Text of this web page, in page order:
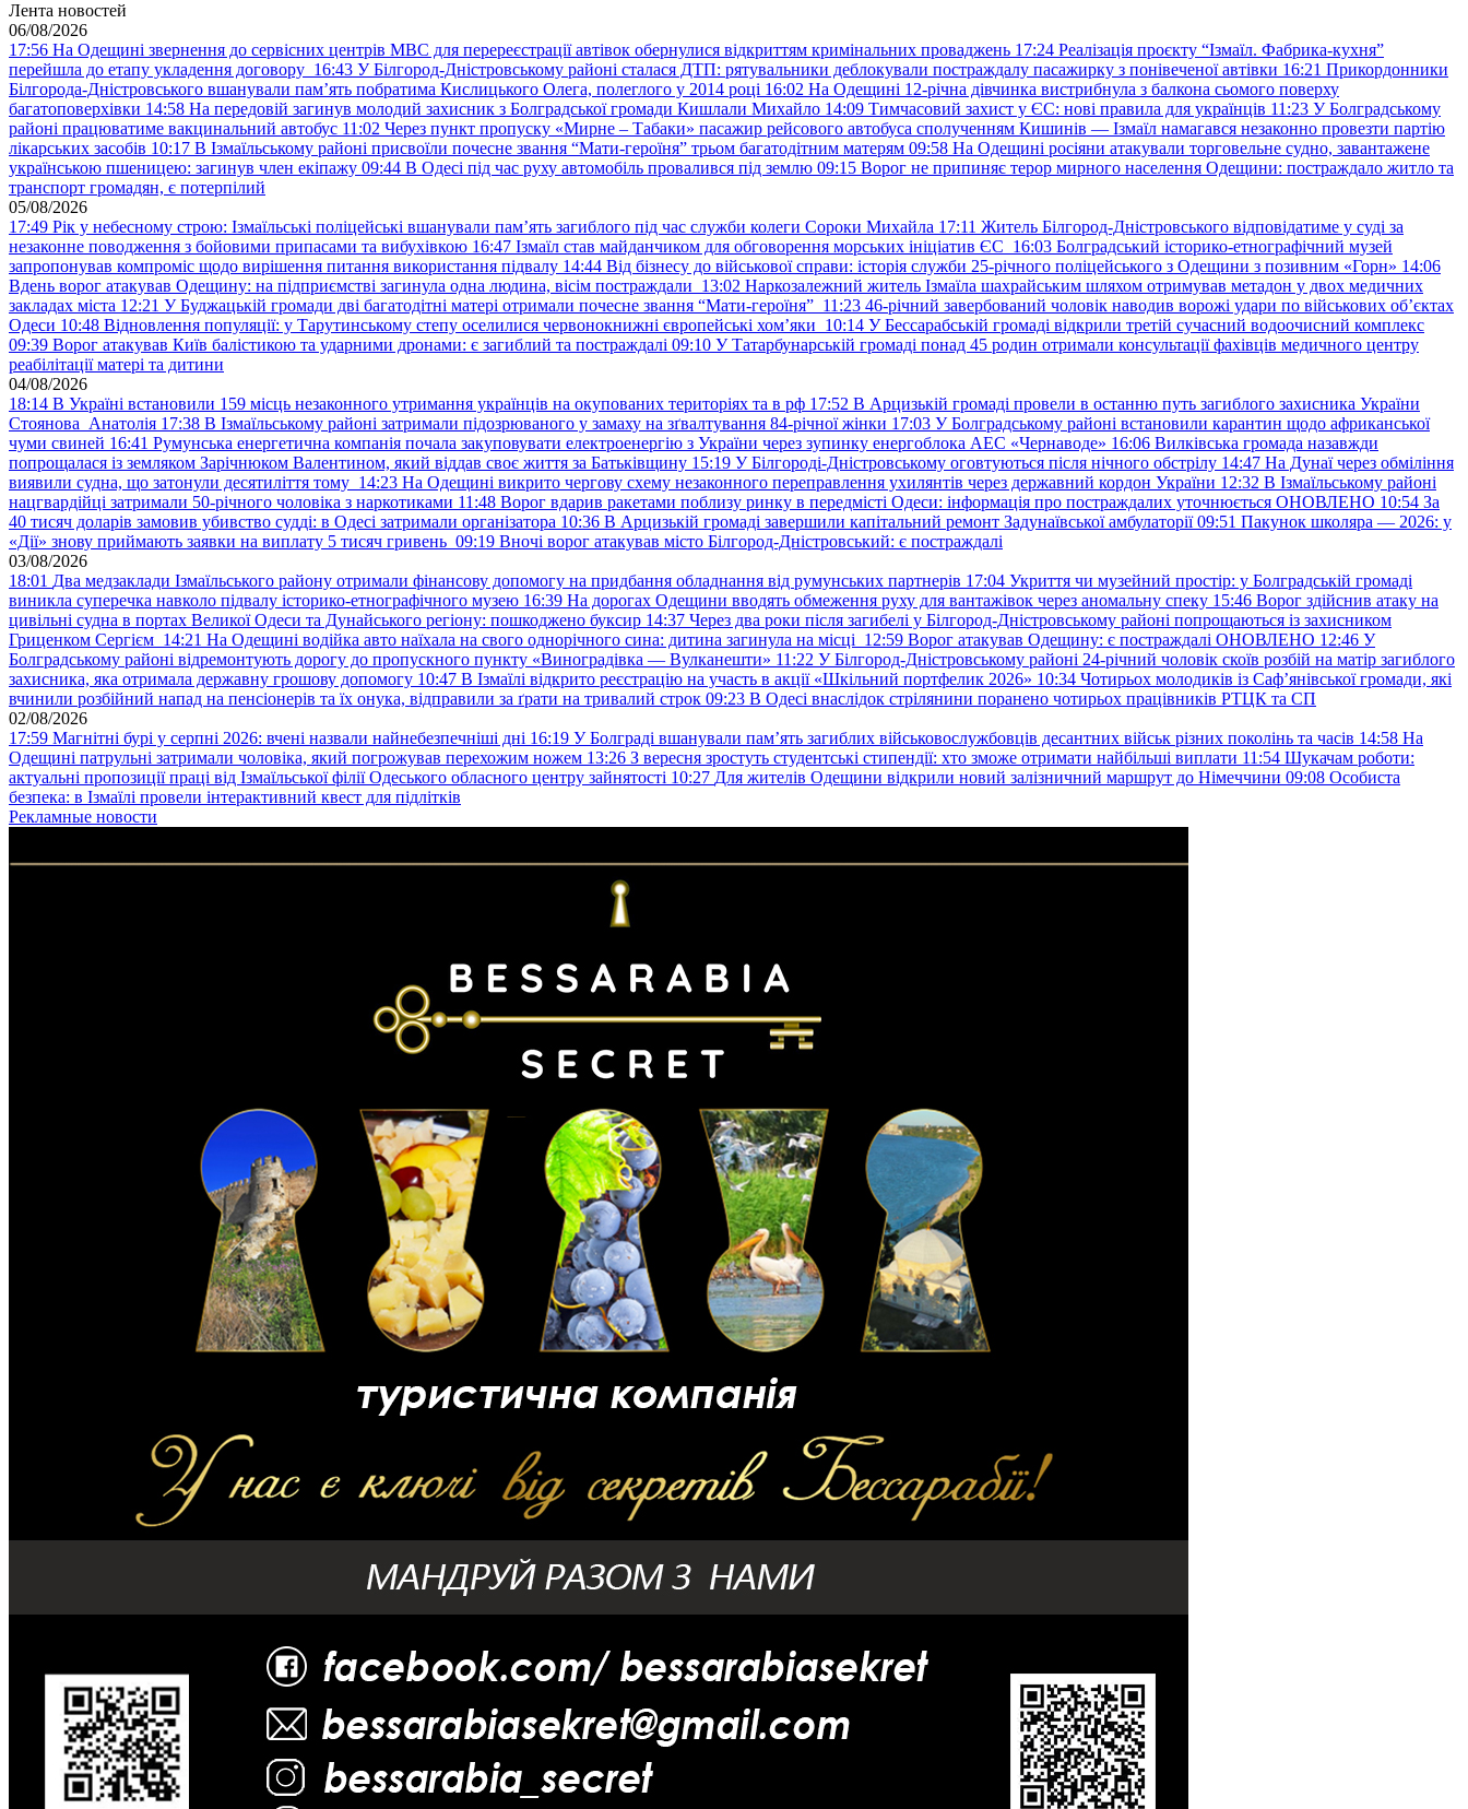
Лента новостей
06/08/2026
17:56 На Одещині звернення до сервісних центрів МВС для перереєстрації автівок обернулися відкриттям кримінальних проваджень 17:24 Реалізація проєкту “Ізмаїл. Фабрика-кухня”
перейшла до етапу укладення договору 16:43 У Білгород-Дністровському районі сталася ДТП: рятувальники деблокували постраждалу пасажирку з понівеченої автівки 16:21 Прикордонники
Білгорода-Дністровського вшанували пам’ять побратима Кислицького Олега, полеглого у 2014 році 16:02 На Одещині 12-річна дівчинка вистрибнула з балкона сьомого поверху
багатоповерхівки 14:58 На передовій загинув молодий захисник з Болградської громади Кишлали Михайло 14:09 Тимчасовий захист у ЄС: нові правила для українців 11:23 У Болградському
районі працюватиме вакцинальний автобус 11:02 Через пункт пропуску «Мирне – Табаки» пасажир рейсового автобуса сполученням Кишинів — Ізмаїл намагався незаконно провезти партію
лікарських засобів 10:17 В Ізмаїльському районі присвоїли почесне звання “Мати-героїня” трьом багатодітним матерям 09:58 На Одещині росіяни атакували торговельне судно, завантажене
українською пшеницею: загинув член екіпажу 09:44 В Одесі під час руху автомобіль провалився під землю 09:15 Ворог не припиняє терор мирного населення Одещини: постраждало житло та
транспорт громадян, є потерпілий
05/08/2026
17:49 Рік у небесному строю: Ізмаїльські поліцейські вшанували пам’ять загиблого під час служби колеги Сороки Михайла 17:11 Житель Білгород-Дністровського відповідатиме у суді за
незаконне поводження з бойовими припасами та вибухівкою 16:47 Ізмаїл став майданчиком для обговорення морських ініціатив ЄС 16:03 Болградський історико-етнографічний музей
запропонував компроміс щодо вирішення питання використання підвалу 14:44 Від бізнесу до військової справи: історія служби 25-річного поліцейського з Одещини з позивним «Горн» 14:06
Вдень ворог атакував Одещину: на підприємстві загинула одна людина, вісім постраждали 13:02 Наркозалежний житель Ізмаїла шахрайським шляхом отримував метадон у двох медичних
закладах міста 12:21 У Буджацькій громади дві багатодітні матері отримали почесне звання “Мати-героїня” 11:23 46-річний завербований чоловік наводив ворожі удари по військових обʼєктах
Одеси 10:48 Відновлення популяції: у Тарутинському степу оселилися червонокнижні європейські хом’яки 10:14 У Бессарабській громаді відкрили третій сучасний водоочисний комплекс
09:39 Ворог атакував Київ балістикою та ударними дронами: є загиблий та постраждалі 09:10 У Татарбунарській громаді понад 45 родин отримали консультації фахівців медичного центру
реабілітації матері та дитини
04/08/2026
18:14 В Україні встановили 159 місць незаконного утримання українців на окупованих територіях та в рф 17:52 В Арцизькій громаді провели в останню путь загиблого захисника України
Стоянова Анатолія 17:38 В Ізмаїльському районі затримали підозрюваного у замаху на зґвалтування 84-річної жінки 17:03 У Болградському районі встановили карантин щодо африканської
чуми свиней 16:41 Румунська енергетична компанія почала закуповувати електроенергію з України через зупинку енергоблока АЕС «Чернаводе» 16:06 Вилківська громада назавжди
попрощалася із земляком Зарічнюком Валентином, який віддав своє життя за Батьківщину 15:19 У Білгороді-Дністровському оговтуються після нічного обстрілу 14:47 На Дунаї через обміління
виявили судна, що затонули десятиліття тому 14:23 На Одещині викрито чергову схему незаконного переправлення ухилянтів через державний кордон України 12:32 В Ізмаїльському районі
нацгвардійці затримали 50-річного чоловіка з наркотиками 11:48 Ворог вдарив ракетами поблизу ринку в передмісті Одеси: інформація про постраждалих уточнюється ОНОВЛЕНО 10:54 За
40 тисяч доларів замовив убивство судді: в Одесі затримали організатора 10:36 В Арцизькій громаді завершили капітальний ремонт Задунаївської амбулаторії 09:51 Пакунок школяра — 2026: у
«Дії» знову приймають заявки на виплату 5 тисяч гривень 09:19 Вночі ворог атакував місто Білгород-Дністровський: є постраждалі
03/08/2026
18:01 Два медзаклади Ізмаїльського району отримали фінансову допомогу на придбання обладнання від румунських партнерів 17:04 Укриття чи музейний простір: у Болградській громаді
виникла суперечка навколо підвалу історико-етнографічного музею 16:39 На дорогах Одещини вводять обмеження руху для вантажівок через аномальну спеку 15:46 Ворог здійснив атаку на
цивільні судна в портах Великої Одеси та Дунайського регіону: пошкоджено буксир 14:37 Через два роки після загибелі у Білгород-Дністровському районі попрощаються із захисником
Гриценком Сергієм 14:21 На Одещині водійка авто наїхала на свого однорічного сина: дитина загинула на місці 12:59 Ворог атакував Одещину: є постраждалі ОНОВЛЕНО 12:46 У
Болградському районі відремонтують дорогу до пропускного пункту «Виноградівка — Вулканешти» 11:22 У Білгород-Дністровському районі 24-річний чоловік скоїв розбій на матір загиблого
захисника, яка отримала державну грошову допомогу 10:47 В Ізмаїлі відкрито реєстрацію на участь в акції «Шкільний портфелик 2026» 10:34 Чотирьох молодиків із Саф’янівської громади, які
вчинили розбійний напад на пенсіонерів та їх онука, відправили за ґрати на тривалий строк 09:23 В Одесі внаслідок стрілянини поранено чотирьох працівників РТЦК та СП
02/08/2026
17:59 Магнітні бурі у серпні 2026: вчені назвали найнебезпечніші дні 16:19 У Болграді вшанували пам’ять загиблих військовослужбовців десантних військ різних поколінь та часів 14:58 На
Одещині патрульні затримали чоловіка, який погрожував перехожим ножем 13:26 З вересня зростуть студентські стипендії: хто зможе отримати найбільші виплати 11:54 Шукачам роботи:
актуальні пропозиції праці від Ізмаїльської філії Одеського обласного центру зайнятості 10:27 Для жителів Одещини відкрили новий залізничний маршрут до Німеччини 09:08 Особиста
безпека: в Ізмаїлі провели інтерактивний квест для підлітків
Рекламные новости